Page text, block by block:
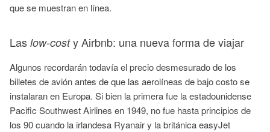
que se muestran en línea.
Las low-costy Airbnb: una nueva forma de viajar
Algunos recordarán todavía el precio desmesurado de los
billetes de avión antes de que las aerolíneas de bajo costo se
instalaran en Europa. Si bien la primera fue la estadounidense
Pacific Southwest Airlines en 1949, no fue hasta principios de
los 90 cuando la irlandesa Ryanair y la británica easyJet